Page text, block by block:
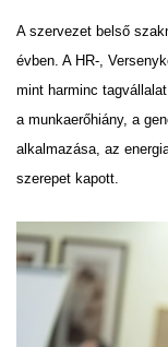
A szervezet belső
évben. A HR-,
mint harminc
a munkaerőhiány, a
alkalmazása, az
szerepet kapott.